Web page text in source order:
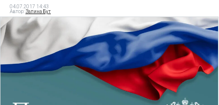
04.07.2017 14:43
Автор:Залина Бут